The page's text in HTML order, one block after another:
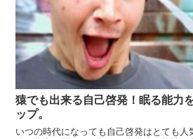
猿でも出来る自己啓発！眠る能力
ップ。
いつの時代になっても自己啓発はとても人